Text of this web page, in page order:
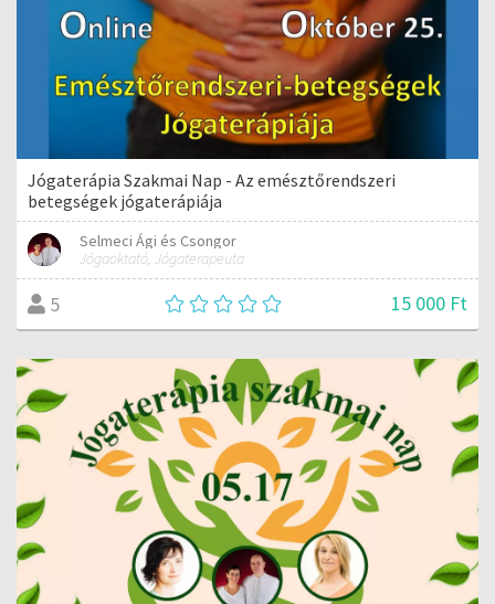
Jógaterápia Szakmai Nap - Az emésztőrendszeri
betegségek jógaterápiája
Selmeci Ági és Csongor
Jógaoktató, Jógaterapeuta
5 15 000 Ft